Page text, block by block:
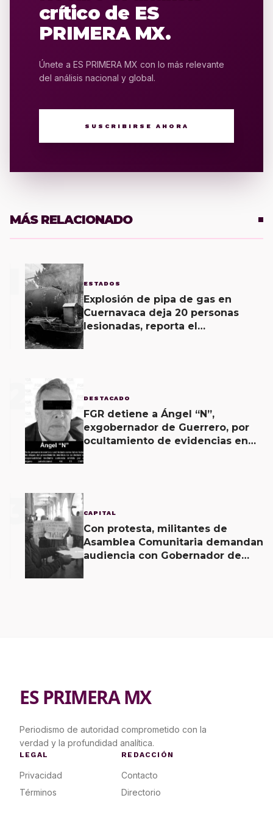
crítico de ES
PRIMERA MX.
Únete a ES PRIMERA MX con lo más relevante
del análisis nacional y global.
SUSCRIBIRSE AHORA
MÁS RELACIONADO
ESTADOS
Explosión de pipa de gas en
Cuernavaca deja 20 personas
lesionadas, reporta el
DESTACADO
FGR detiene a Ángel “N”,
exgobernador de Guerrero, por
ocultamiento de evidencias en
3 CAPITAL
Con protesta, militantes de
Asamblea Comunitaria demandan
audiencia con Gobernador de
ES PRIMERA MX
Periodismo de autoridad comprometido con la
verdad y la profundidad analítica.
LEGAL
Privacidad
Términos
REDACCIÓN
Contacto
Directorio